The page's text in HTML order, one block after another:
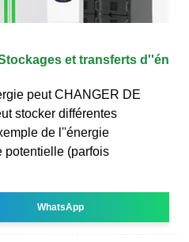
et transferts d''én
peut CHANGER DE
stocker différentes
de l''énergie
potentielle (parfois
WhatsApp